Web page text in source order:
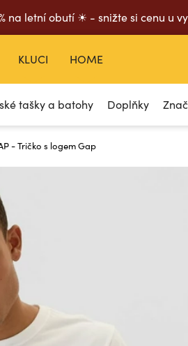
na letní obutí ☀ - snižte si cenu u
tašky a batohy Doplňky
KLUCI HOME
- Tričko s logem Gap